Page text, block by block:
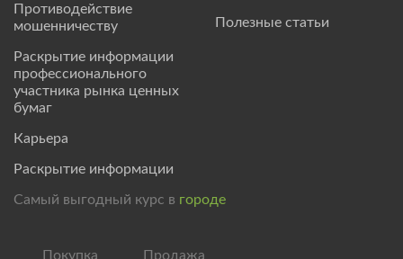
Противодействие
мошенничеству
Раскрытие информации
профессионального
участника рынка ценных
бумаг
Карьера
Раскрытие информации
Полезные статьи
Самый выгодный курс в городе